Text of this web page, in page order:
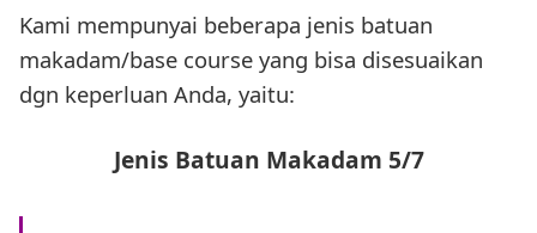
Kami mempunyai beberapa jenis batuan
makadam/base course yang bisa disesuaikan
dgn keperluan Anda, yaitu:
Jenis Batuan Makadam 5/7